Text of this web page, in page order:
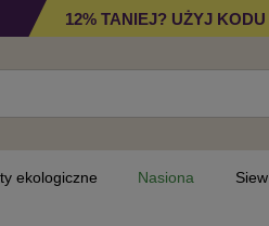
12% TANIEJ? UŻYJ
ekologiczne Nasiona